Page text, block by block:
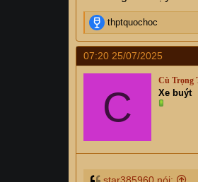
R
e
a
c
t
o
n
s
thptquochoc
07:20 25/07/2025
C
Cù Trọng
Xe buýt